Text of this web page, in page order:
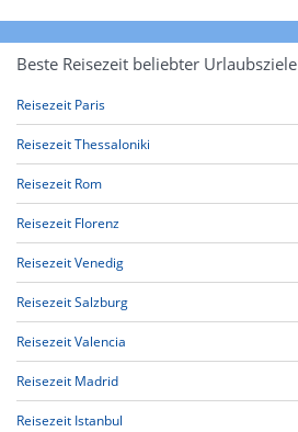
Beste Reisezeit beliebter Urlaubsziele
Reisezeit Paris
Reisezeit Thessaloniki
Reisezeit Rom
Reisezeit Florenz
Reisezeit Venedig
Reisezeit Salzburg
Reisezeit Valencia
Reisezeit Madrid
Reisezeit Istanbul